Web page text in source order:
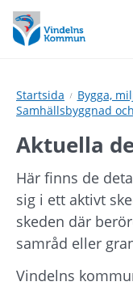
Hoppa
till
innehåll
Hoppa
till
undermeny
Startsida
Bygga,
Samhällsbyggnad
Aktuella
Här finns de
sig i ett aktivt
skeden där
samråd eller
Vindelns